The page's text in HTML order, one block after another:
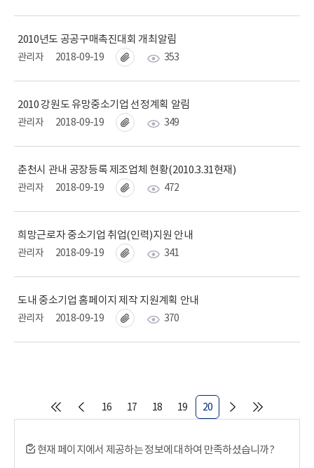
2010년도 공공구매촉진대회 개최알림
관리자 2018-09-19 353
2010 강원도 유망중소기업 선정계획 알림
관리자 2018-09-19 349
춘천시 관내 공장등록 제조업체 현황(2010.3.31현재)
관리자 2018-09-19 472
희망근로자 중소기업 취업(인력)지원 안내
관리자 2018-09-19 341
도내 중소기업 홈페이지 제작 지원계획 안내
관리자 2018-09-19 370
16 17 18 19 20
현재 페이지에서 제공하는 정보에 대하여 만족하셨습니까?